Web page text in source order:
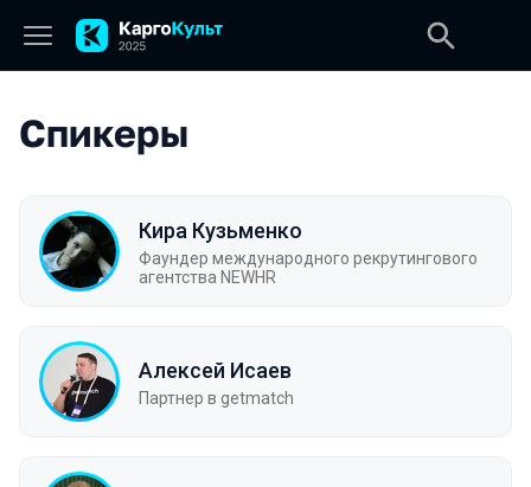
Спикеры
Кира Кузьменко
Фаундер международного рекрутингового
агентства NEWHR
Алексей Исаев
Партнер в getmatch